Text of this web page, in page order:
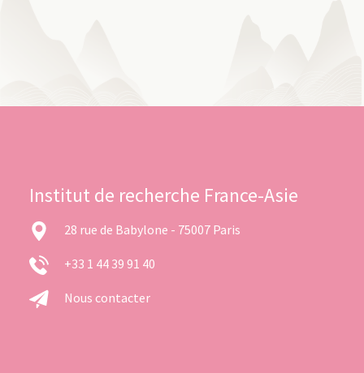
Institut de recherche France-Asie
28 rue de Babylone - 75007 Paris
+33 1 44 39 91 40
Nous contacter